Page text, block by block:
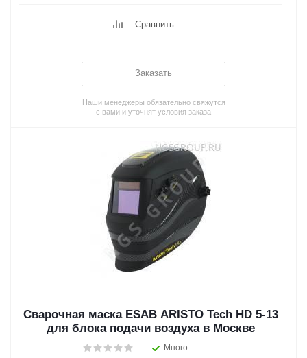
Сравнить
Заказать
Наши менеджеры обязательно свяжутся
с вами и уточнят условия заказа
Сварочная маска ESAB ARISTO Tech HD 5-13
для блока подачи воздуха в Москве
Много